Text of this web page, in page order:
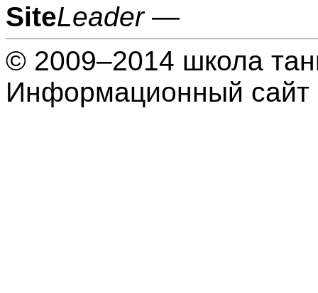
SiteLeader—
© 2009–2014 школа
Информационный сайт